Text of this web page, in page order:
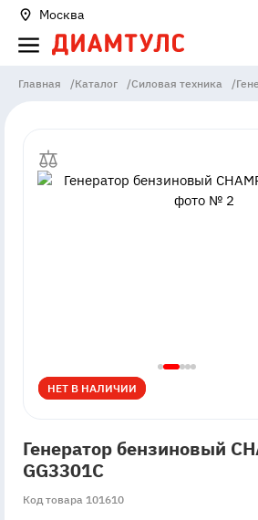
Москва
Главная /Каталог /Силовая техника /
НЕТ В НАЛИЧИИ
НЕТ В НАЛИЧИИ
Генератор бензиновый
GG3301C
Код товара 101610